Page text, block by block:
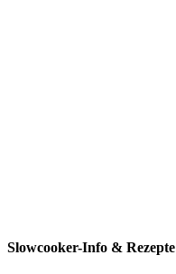
Slowcooker-Info & Rezepte